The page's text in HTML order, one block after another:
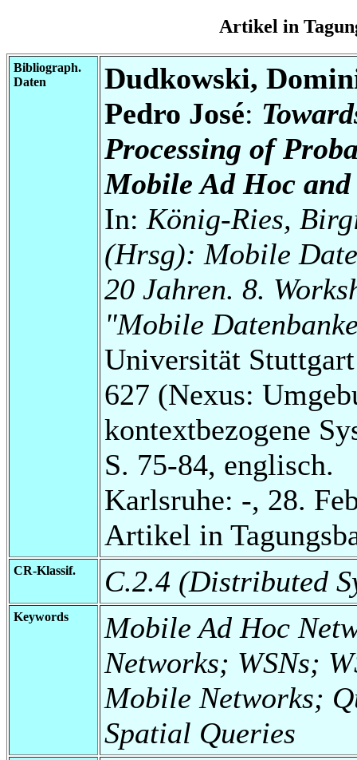
Artikel in
Bibliograph.
Daten
Dudkowski,
Pedro José:
Processing of
Mobile Ad Hoc
In: König-Ries,
(Hrsg): Mobile
20 Jahren. 8.
"Mobile
Universität
627 (Nexus:
kontextbezogene
S. 75-84, englisch.
Karlsruhe: -, 28.
Artikel in
CR-Klassif. C.2.4 (Distributed
Keywords
Mobile Ad Hoc
Networks; WSNs;
Mobile Networks;
Spatial Queries